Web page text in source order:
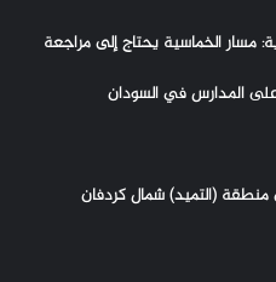
مسار الخماسية يحتاج إلى مراجعة